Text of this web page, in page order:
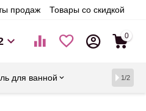
продаж Товары со скидкой
0
для ванной 1/2